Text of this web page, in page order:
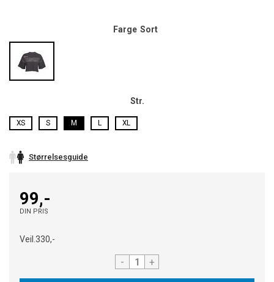
Farge Sort
Str.
XS S M L XL
Størrelsesguide
99,-
DIN PRIS
Veil. 330,-
- +